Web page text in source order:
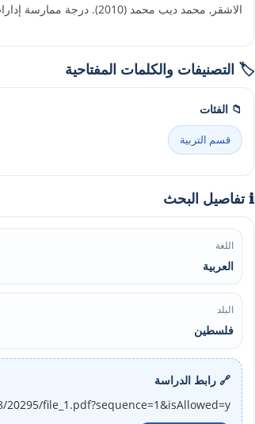
الاشقر, محمد ديب محمد (2010). درجة ممارسة إدارات الكليات التقنية والمهنية بمحافظات غزة لإدارة الأزمات وسبل تطويرها. الجامعة الإسلامية – غزة. 20295
🏷️ التصنيفات والكلمات المفتاحية
📁 الفئات
قسم التربية
ℹ️ تفاصيل البحث
اللغة
العربية
البلد
فلسطين
🔗 رابط الدراسة
file_1.pdf?sequence=1&isAllowed=y